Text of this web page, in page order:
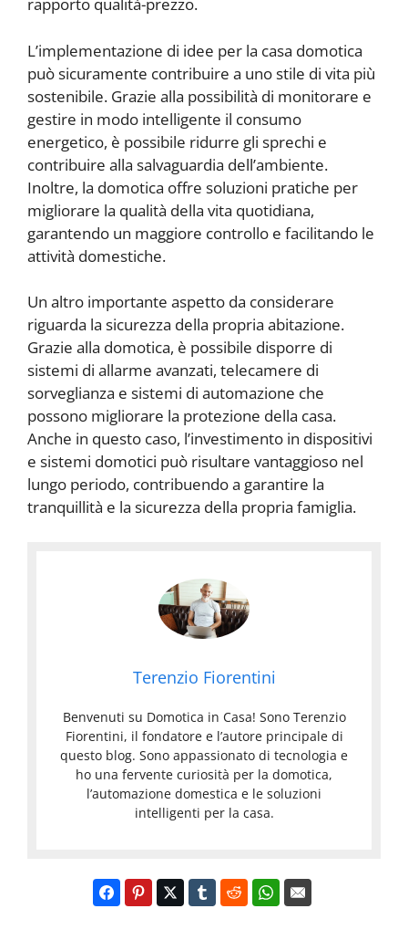
L’implementazione di idee per la casa domotica
può sicuramente contribuire a uno stile di vita più
sostenibile. Grazie alla possibilità di monitorare e
gestire in modo intelligente il consumo
energetico, è possibile ridurre gli sprechi e
contribuire alla salvaguardia dell’ambiente.
Inoltre, la domotica offre soluzioni pratiche per
migliorare la qualità della vita quotidiana,
garantendo un maggiore controllo e facilitando le
attività domestiche.
Un altro importante aspetto da considerare
riguarda la sicurezza della propria abitazione.
Grazie alla domotica, è possibile disporre di
sistemi di allarme avanzati, telecamere di
sorveglianza e sistemi di automazione che
possono migliorare la protezione della casa.
Anche in questo caso, l’investimento in dispositivi
e sistemi domotici può risultare vantaggioso nel
lungo periodo, contribuendo a garantire la
tranquillità e la sicurezza della propria famiglia.
Terenzio Fiorentini
Benvenuti su Domotica in Casa! Sono Terenzio
Fiorentini, il fondatore e l’autore principale di
questo blog. Sono appassionato di tecnologia e
ho una fervente curiosità per la domotica,
l’automazione domestica e le soluzioni
intelligenti per la casa.